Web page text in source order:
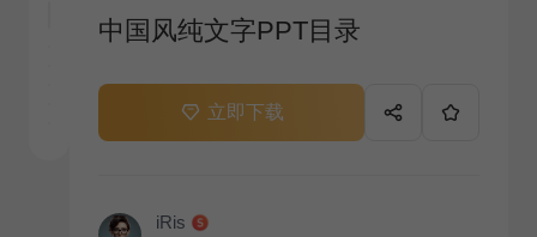
中国风纯文字PPT目录
立即下载
iRis